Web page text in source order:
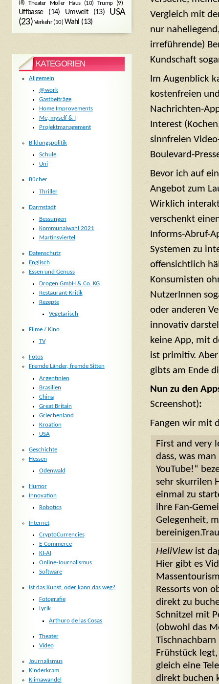
Vergleich mit
nur
irreführende)
Kundschaft
Im Augenblick
kostenfreien
Nachrichten-
Interest
sinnfreien
Boulevard-
Bevor ich auf
Angebot zum
Wirklich
verschenkt
Informs-Abruf-
Systemen zu
offensichtlich
Konsumisten
NutzerInnen
oder anderen
innovativ
keine App, mit
ist primitiv.
gibts am Ende
Nun zu den
Screenshot):
Fangen wir mit
First and very
dass, was
YouTube!“
sehr skurrilen
einmal zu
ihre Fan-
Gelegenheit,
HeliViewist
Hier gibt es
Ressorts von
direkt zu
Schnitzel mit
(obwohl das
Frühstück
gleich eine
direkt buchen
(8)
Theater Moller Haus(10) Trump(9)
Uffbasse(14) Umwelt(13)
USA
(23) Verkehr(10) Wahl (13)
KATEGORIEN
Allgemein
@work
Gastbeiträge
Home Improvements
Me, myself & I
Projektmanagement
Bildungspolitik
Schule
Uni
Bücher
Thriller
Darmstadt
Bessungen
Kommunalwahl 2021
Martinsviertel
Datenschutz
Englisch
Essen und Genuss
Drogen GmbH & Co. KG
Restaurant-Kritik
Rezepte
Vegetarisch
Filme / Kino
TV
Fotos
Fremde Länder, fremde Sitten
Argentinien
Brasilien
China
Great Britain
Griechenland
Kroation
USA
Geschichte
Hessen
Odenwald
Humor
Innovation
Robotics
Internet
CryptoCurrencies
E-Commerce
KI-AI
Online-Journalismus
Software
Ist das Kunst, oder kann das weg?
Fotografie
Lyrik
Arthuro de las Cosas
Theater
Video
Journalismus
Kinderkram
Klimawandel